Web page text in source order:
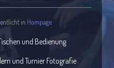
in Hompage
und Bedienung
und Turnier Fotografie